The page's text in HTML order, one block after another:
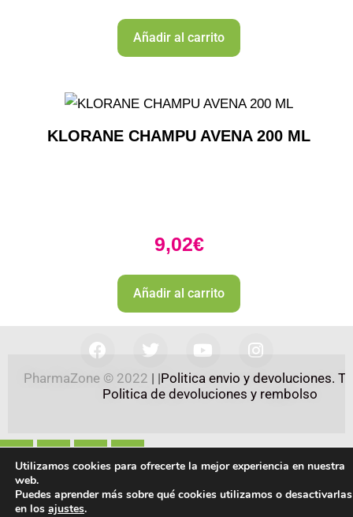
Añadir al carrito
KLORANE CHAMPU AVENA 200 ML
9,02€
Añadir al carrito
PharmaZone © 2022 | |Politica envio y devoluciones.
Politica de devoluciones y rembolso
Utilizamos cookies para ofrecerte la mejor experiencia en nuestra
web.
Puedes aprender más sobre qué cookies utilizamos o desactivarlas
en los ajustes.